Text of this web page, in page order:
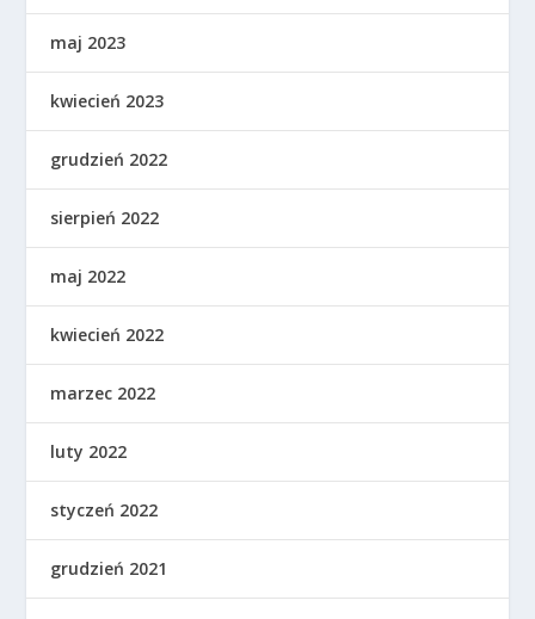
maj 2023
kwiecień 2023
grudzień 2022
sierpień 2022
maj 2022
kwiecień 2022
marzec 2022
luty 2022
styczeń 2022
grudzień 2021